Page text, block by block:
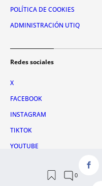
POLÍTICA DE COOKIES
ADMINISTRACIÓN UTIQ
Redes sociales
X
FACEBOOK
INSTAGRAM
TIKTOK
YOUTUBE